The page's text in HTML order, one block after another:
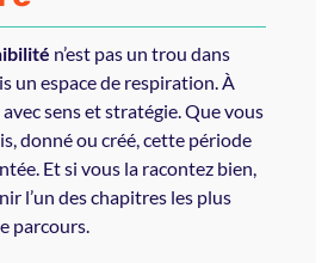
n’est pas un trou dans
un espace de respiration. À
sens et stratégie. Que vous
donné ou créé, cette période
Et si vous la racontez bien,
l’un des chapitres les plus
parcours.